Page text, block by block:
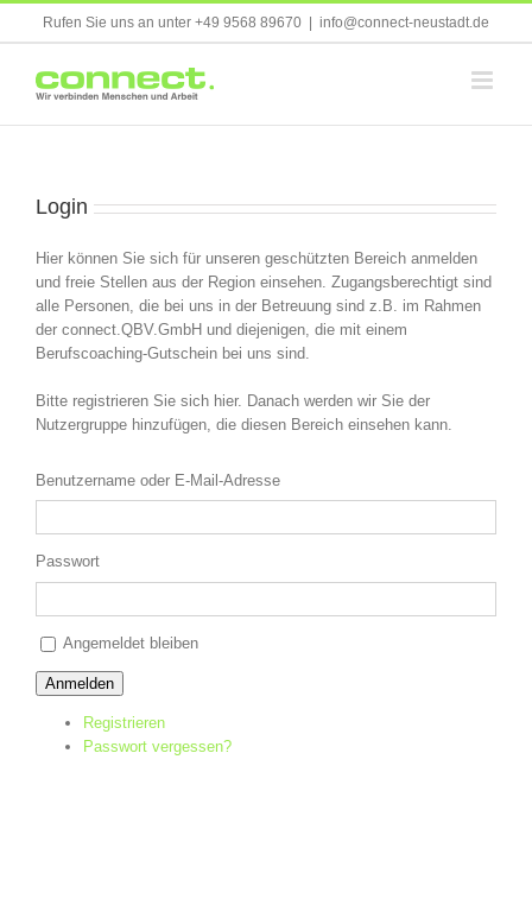
Rufen Sie uns an unter +49 9568 89670 info@connect-neustadt.de
Login
Hier können Sie sich für unseren geschützten Bereich anmelden
und freie Stellen aus der Region einsehen. Zugangsberechtigt sind
alle Personen, die bei uns in der Betreuung sind z.B. im Rahmen
der connect.QBV.GmbH und diejenigen, die mit einem
Berufscoaching-Gutschein bei uns sind.
Bitte registrieren Sie sich hier. Danach werden wir Sie der
Nutzergruppe hinzufügen, die diesen Bereich einsehen kann.
Benutzername oder E-Mail-Adresse
Passwort
Alternative:
Angemeldet bleiben
Anmelden
Registrieren
Passwort vergessen?